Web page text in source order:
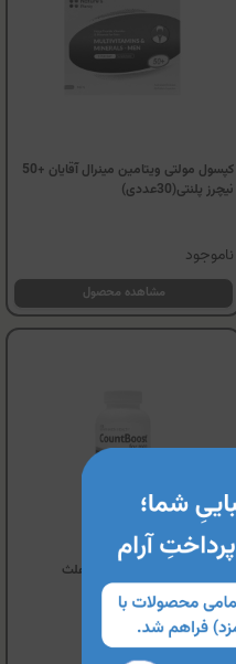
کپسول مولتی ویتامین مینرال آقایان +50
نیچرز پلنتی(30عددی)
ناموجود
مشاهده محصول
کپسول کانت بوست فیرهون هلث
ناموجود